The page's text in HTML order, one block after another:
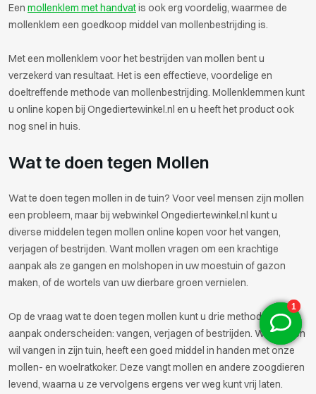
Een mollenklem met handvatis ook erg voordelig, waarmee de
mollenklem een goedkoop middel van mollenbestrijding is.
Met een mollenklem voor het bestrijden van mollen bent u
verzekerd van resultaat. Het is een effectieve, voordelige en
doeltreffende methode van mollenbestrijding. Mollenklemmen kunt
u online kopen bij Ongediertewinkel.nl en u heeft het product ook
nog snel in huis.
Wat te doen tegen Mollen
Wat te doen tegen mollen in de tuin? Voor veel mensen zijn mollen
een probleem, maar bij webwinkel Ongediertewinkel.nl kunt u
diverse middelen tegen mollen online kopen voor het vangen,
verjagen of bestrijden. Want mollen vragen om een krachtige
aanpak als ze gangen en molshopen in uw moestuin of gazon
maken, of de wortels van uw dierbare groen vernielen.
Op de vraag wat te doen tegen mollen kunt u drie methodes van
aanpak onderscheiden: vangen, verjagen of bestrijden. Wie mollen
wil vangen in zijn tuin, heeft een goed middel in handen met onze
mollen- en woelratkoker. Deze vangt mollen en andere zoogdieren
levend, waarna u ze vervolgens ergens ver weg kunt vrij laten.